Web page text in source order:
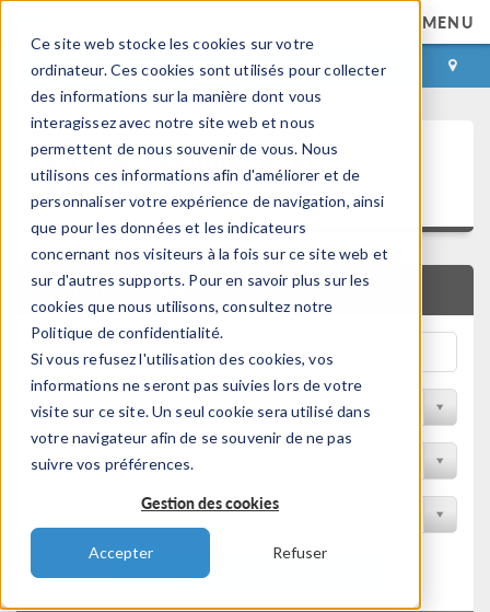
Ce site web stocke les cookies sur votre
ordinateur. Ces cookies sont utilisés pour collecter
des informations sur la manière dont vous
interagissez avec notre site web et nous
permettent de nous souvenir de vous. Nous
utilisons ces informations afin d'améliorer et de
personnaliser votre expérience de navigation, ainsi
que pour les données et les indicateurs
concernant nos visiteurs à la fois sur ce site web et
sur d'autres supports. Pour en savoir plus sur les
cookies que nous utilisons, consultez notre
Politique de confidentialité.
Si vous refusez l'utilisation des cookies, vos
informations ne seront pas suivies lors de votre
visite sur ce site. Un seul cookie sera utilisé dans
votre navigateur afin de se souvenir de ne pas
suivre vos préférences.
Gestion des cookies
Accepter Refuser
MENU
CONNEXION CONTACT
Articles techniques et
présentations
RECHERCHE RAPIDE
Filtrer par domaine physique
Filtrer par Industrie
Filtrer par conférence